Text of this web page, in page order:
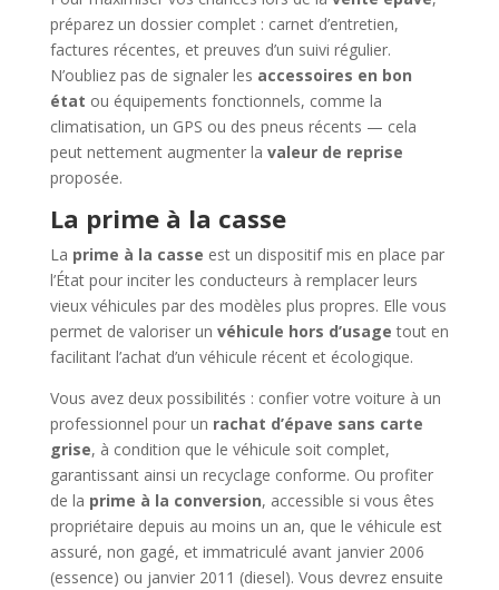
préparez un dossier complet : carnet d’entretien,
factures récentes, et preuves d’un suivi régulier.
N’oubliez pas de signaler les accessoires en bon
état ou équipements fonctionnels, comme la
climatisation, un GPS ou des pneus récents — cela
peut nettement augmenter la valeur de reprise
proposée.
La prime à la casse
La prime à la casse est un dispositif mis en place par
l’État pour inciter les conducteurs à remplacer leurs
vieux véhicules par des modèles plus propres. Elle vous
permet de valoriser un véhicule hors d’usage tout en
facilitant l’achat d’un véhicule récent et écologique.
Vous avez deux possibilités : confier votre voiture à un
professionnel pour un rachat d’épave sans carte
grise, à condition que le véhicule soit complet,
garantissant ainsi un recyclage conforme. Ou profiter
de la prime à la conversion, accessible si vous êtes
propriétaire depuis au moins un an, que le véhicule est
assuré, non gagé, et immatriculé avant janvier 2006
(essence) ou janvier 2011 (diesel). Vous devrez ensuite